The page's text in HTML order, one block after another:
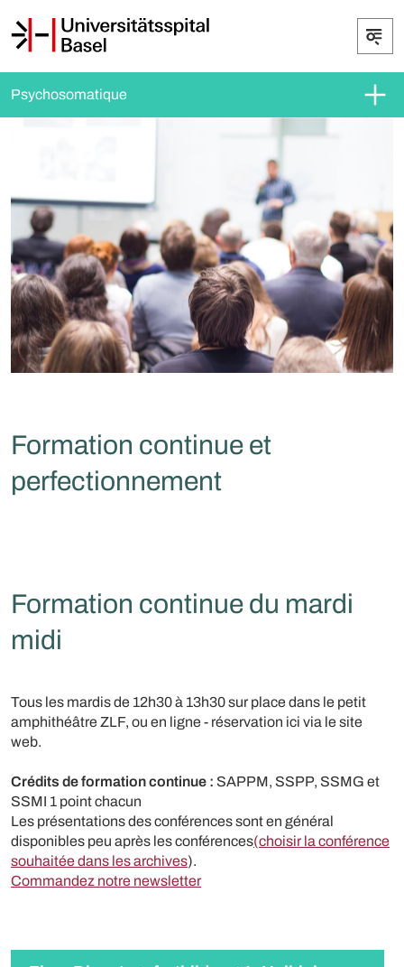
Psychosomatique
Formation continue et
perfectionnement
Formation continue du mardi
midi
Tous les mardis de 12h30 à 13h30 sur place dans le petit
amphithéâtre ZLF, ou en ligne - réservation ici via le site
web.
Crédits de formation continue : SAPPM, SSPP, SSMG et
SSMI 1 point chacun
Les présentations des conférences sont en général
disponibles peu après les conférences(choisir la conférence
souhaitée dans les archives).
Commandez notre newsletter